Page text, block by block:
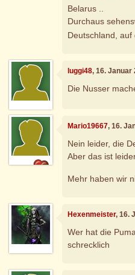
Belarus ..
Durchaus
Deutschland, auf
luggi48, 16. Januar
Die Nusser
Mario19667, 16.
Nein leider, die
Aber das ist
Mehr haben wir
Hexenmeister, 16.
Wer hat die
schrecklich